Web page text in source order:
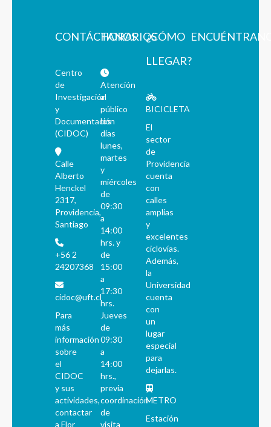
CONTÁCTANOS
Centro
de
Investigación
y
Documentación
(CIDOC)
Calle
Alberto
Henckel
2317,
Providencia,
Santiago
+56 2
24207368
cidoc@uft.cl
Para
más
información
sobre
el
CIDOC
y sus
actividades,
contactar
a Flor
HORARIOS
Atención
al
público
los
días
lunes,
martes
y
miércoles
de
09:30
a
14:00
hrs. y
de
15:00
a
17:30
hrs.
Jueves
de
09:30
a
14:00
hrs.,
previa
coordinación
de
visita
¿CÓMO
LLEGAR?
BICICLETA
El
sector
de
Providencia
cuenta
con
calles
amplias
y
excelentes
ciclovías.
Además,
la
Universidad
cuenta
con
un
lugar
especial
para
dejarlas.
METRO
Estación